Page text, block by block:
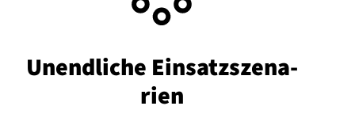
Unendliche Ein­satz­sze­na­
ri­en